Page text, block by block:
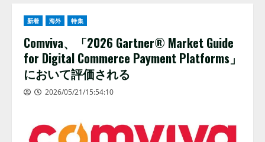
新着 海外 特集
Comviva、「2026 Gartner® Market Guide
for Digital Commerce Payment Platforms」
において評価される
2026/05/21/15:54:10